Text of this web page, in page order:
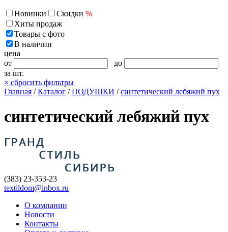
Новинки Скидки %
Хиты продаж
Товары с фото
В наличии
цена
от
до
за шт.
× сбросить фильтры
Главная /Каталог /ПОДУШКИ /синтетический лебяжий пух
синтетический лебяжий пух
(383) 23-353-23
textildom@inbox.ru
О компании
Новости
Контакты